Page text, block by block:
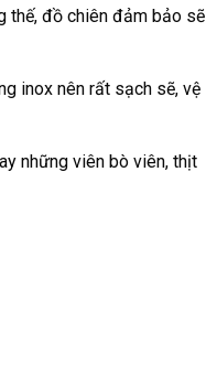
thế, đồ chiên đảm bảo sẽ
inox nên rất sạch sẽ, vệ
những viên bò viên, thịt